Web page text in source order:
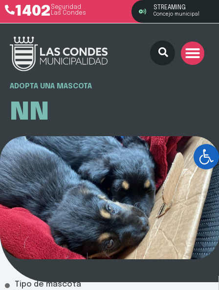
1402 Seguridad
Las Condes
STREAMING
Concejo municipal
ADOPTA UNA MASCOTA
NN
Tipo de mascota